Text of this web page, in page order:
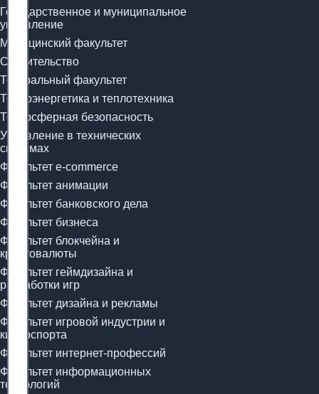
Государственное и муниципальное
управление
Медицинский факультет
Строительство
Театральный факультет
Теплоэнергетика и теплотехника
Техносферная безопасность
Управление в технических
системах
Факультет e-commerce
Факультет анимации
Факультет банковского дела
Факультет бизнеса
Факультет блокчейна и
криптовалюты
Факультет геймдизайна и
разработки игр
Факультет дизайна и рекламы
Факультет игровой индустрии и
киберспорта
Факультет интернет-профессий
Факультет информационных
технологий